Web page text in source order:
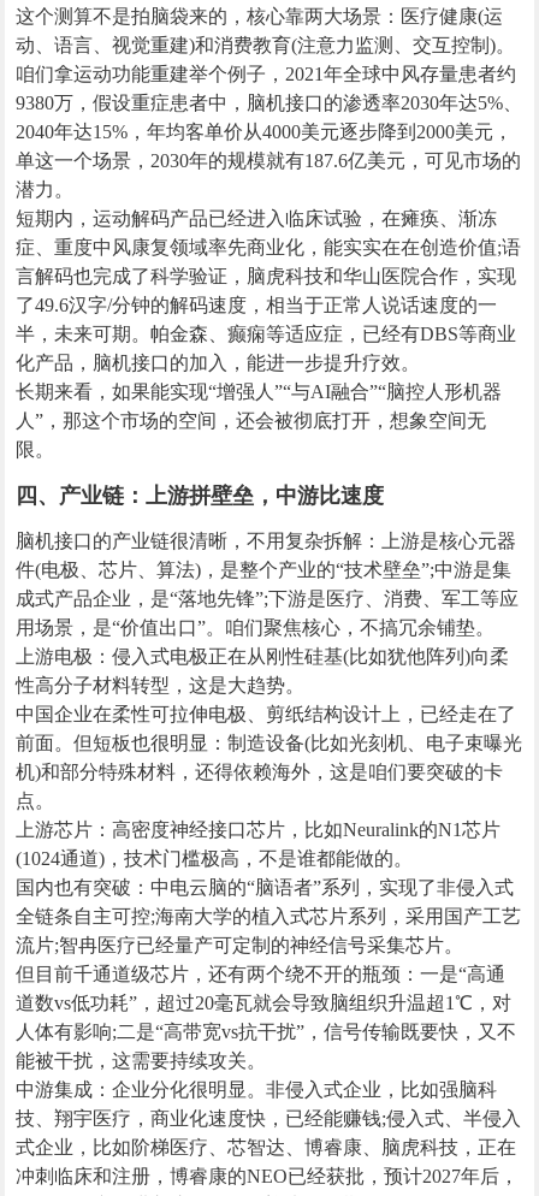
这个测算不是拍脑袋来的，核心靠两大场景：医疗健康(运
动、语言、视觉重建)和消费教育(注意力监测、交互控制)。
咱们拿运动功能重建举个例子，2021年全球中风存量患者约
9380万，假设重症患者中，脑机接口的渗透率2030年达5%、
2040年达15%，年均客单价从4000美元逐步降到2000美元，
单这一个场景，2030年的规模就有187.6亿美元，可见市场的
潜力。
短期内，运动解码产品已经进入临床试验，在瘫痪、渐冻
症、重度中风康复领域率先商业化，能实实在在创造价值;语
言解码也完成了科学验证，脑虎科技和华山医院合作，实现
了49.6汉字/分钟的解码速度，相当于正常人说话速度的一
半，未来可期。帕金森、癫痫等适应症，已经有DBS等商业
化产品，脑机接口的加入，能进一步提升疗效。
长期来看，如果能实现“增强人”“与AI融合”“脑控人形机器
人”，那这个市场的空间，还会被彻底打开，想象空间无
限。
四、产业链：上游拼壁垒，中游比速度
脑机接口的产业链很清晰，不用复杂拆解：上游是核心元器
件(电极、芯片、算法)，是整个产业的“技术壁垒”;中游是集
成式产品企业，是“落地先锋”;下游是医疗、消费、军工等应
用场景，是“价值出口”。咱们聚焦核心，不搞冗余铺垫。
上游电极：侵入式电极正在从刚性硅基(比如犹他阵列)向柔
性高分子材料转型，这是大趋势。
中国企业在柔性可拉伸电极、剪纸结构设计上，已经走在了
前面。但短板也很明显：制造设备(比如光刻机、电子束曝光
机)和部分特殊材料，还得依赖海外，这是咱们要突破的卡
点。
上游芯片：高密度神经接口芯片，比如Neuralink的N1芯片
(1024通道)，技术门槛极高，不是谁都能做的。
国内也有突破：中电云脑的“脑语者”系列，实现了非侵入式
全链条自主可控;海南大学的植入式芯片系列，采用国产工艺
流片;智冉医疗已经量产可定制的神经信号采集芯片。
但目前千通道级芯片，还有两个绕不开的瓶颈：一是“高通
道数vs低功耗”，超过20毫瓦就会导致脑组织升温超1℃，对
人体有影响;二是“高带宽vs抗干扰”，信号传输既要快，又不
能被干扰，这需要持续攻关。
中游集成：企业分化很明显。非侵入式企业，比如强脑科
技、翔宇医疗，商业化速度快，已经能赚钱;侵入式、半侵入
式企业，比如阶梯医疗、芯智达、博睿康、脑虎科技，正在
冲刺临床和注册，博睿康的NEO已经获批，预计2027年后，